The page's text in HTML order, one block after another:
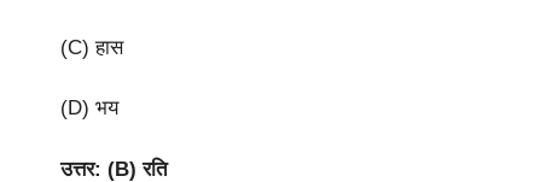
(C) हास
(D) भय
उत्तर: (B) रति